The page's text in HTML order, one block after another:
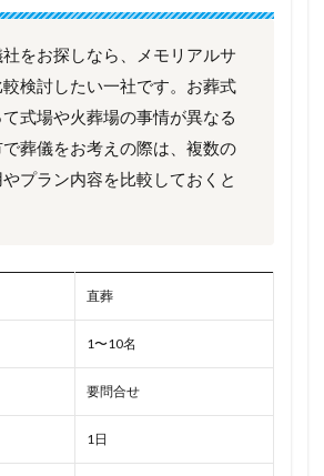
をお探しなら、メモリアルサ
検討したい一社です。お葬式
式場や火葬場の事情が異なる
葬儀をお考えの際は、複数の
プラン内容を比較しておくと
直葬
1〜10名
要問合せ
1日